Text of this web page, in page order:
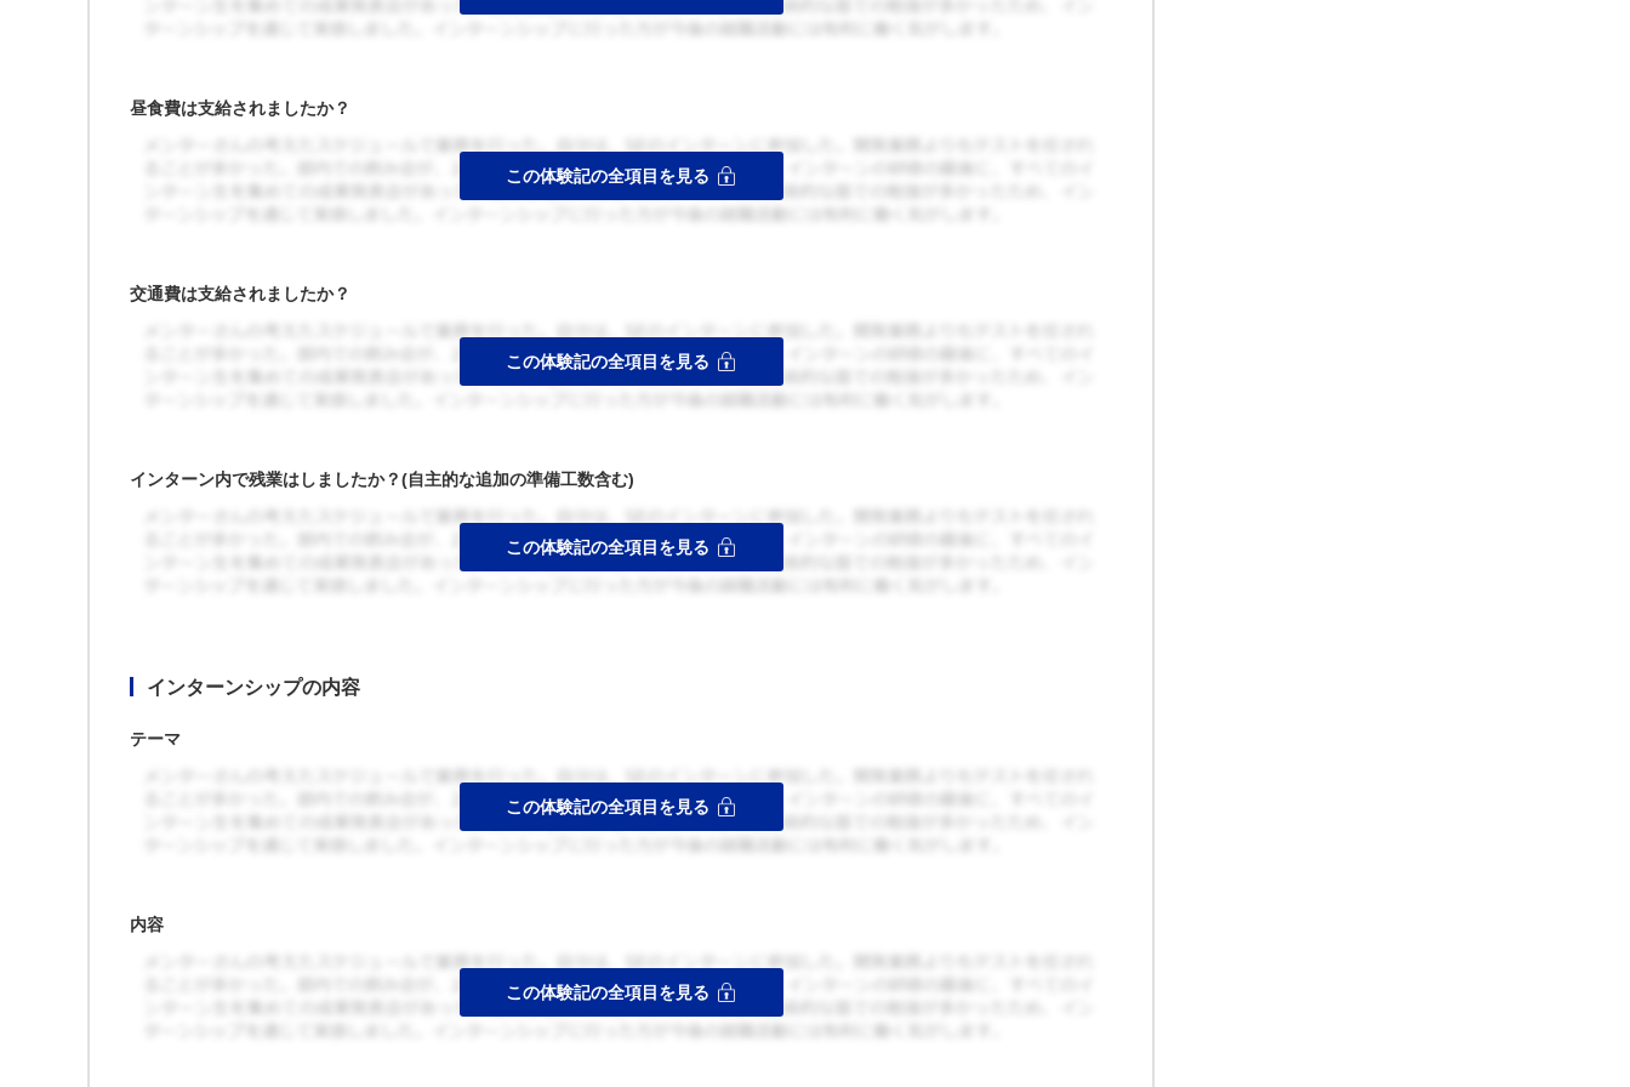
昼食費は支給されましたか？
交通費は支給されましたか？
インターン内で残業はしましたか？(自主的な追加の準備工数含む)
インターンシップの内容
テーマ
内容